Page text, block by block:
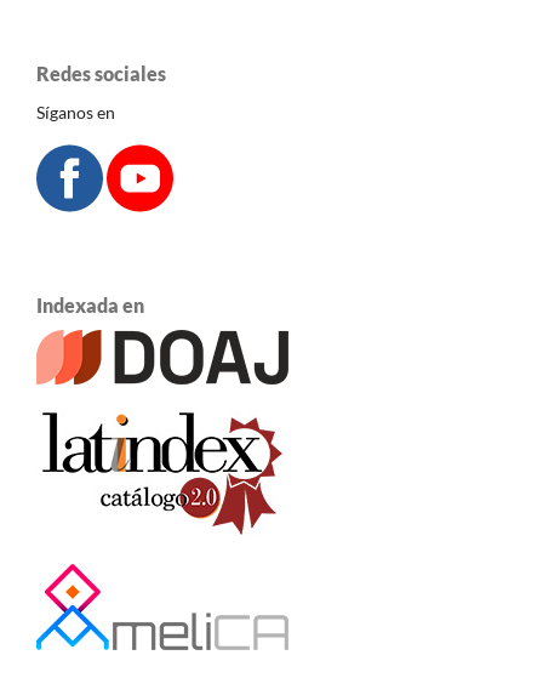
Redes sociales
Síganos en
Indexada en